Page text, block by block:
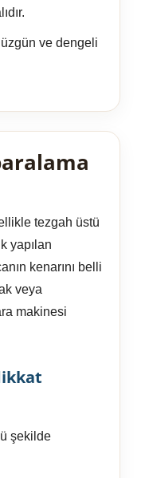
ve dengeli
tezgah üstü
yapılan
kenarını belli
veya
makinesi
şekilde